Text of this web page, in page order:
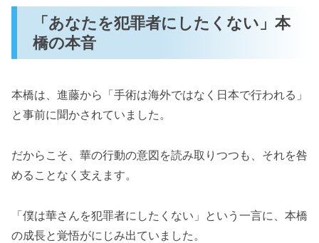
「あなたを犯罪者にしたくない」本
橋の本音
本橋は、進藤から「手術は海外ではなく日本で行われる」
と事前に聞かされていました。
だからこそ、華の行動の意図を読み取りつつも、それを咎
めることなく支えます。
「僕は華さんを犯罪者にしたくない」という一言に、本橋
の成長と覚悟がにじみ出ていました。